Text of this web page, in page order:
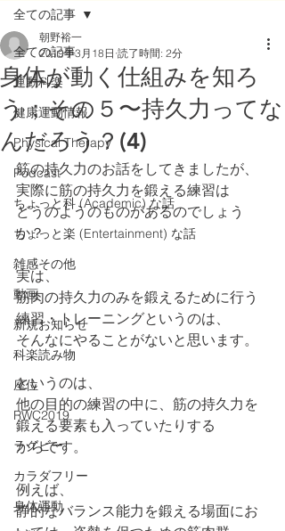
全ての記事
運動科楽
健康運動情報
Physical Therapy
Podcast
ちょっと科 (Academic) な話
ちょっと楽 (Entertainment) な話
雑感その他
動画
新規お知らせ
科楽読み物
座位
RWC2019
ラグビー
カラダフリー
身体運動
全ての記事
身体が動く仕組みを知ろ
う；その５〜持久力ってな
んだろう？(4)
朝野裕一
2019年3月18日 読了時間: 2分
筋の持久力のお話をしてきましたが、
実際に筋の持久力を鍛える練習は
どうのようのものがあるのでしょう
か？
実は、
筋肉の持久力のみを鍛えるために行う
練習・トレーニングというのは、
そんなにやることがないと思います。
というのは、
他の目的の練習の中に、筋の持久力を
鍛える要素も入っていたりする
からです。
例えば、
静的なバランス能力を鍛える場面にお